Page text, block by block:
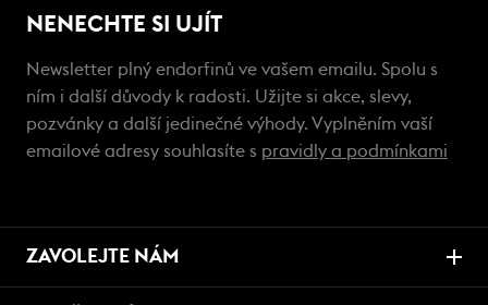
NENECHTE SI UJÍT
Newsletter plný endorfinů ve vašem emailu. Spolu s
ním i další důvody k radosti. Užijte si akce, slevy,
pozvánky a další jedinečné výhody. Vyplněním vaší
emailové adresy souhlasíte s pravidly a podmínkami
ZAVOLEJTE NÁM